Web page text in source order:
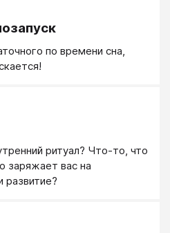
по времени сна,
ритуал? Что-то, что
заряжает вас на
развитие?